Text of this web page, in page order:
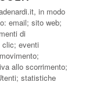
in modo
email; sito web;
di
clic; eventi
allo scorrimento;
statistiche